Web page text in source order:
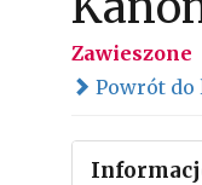
Zawieszone
Powrót